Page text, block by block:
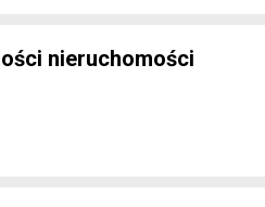
nieruchomości